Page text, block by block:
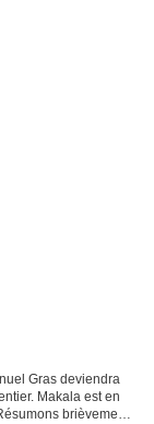
Gras deviendra
Makala est en
brièvement